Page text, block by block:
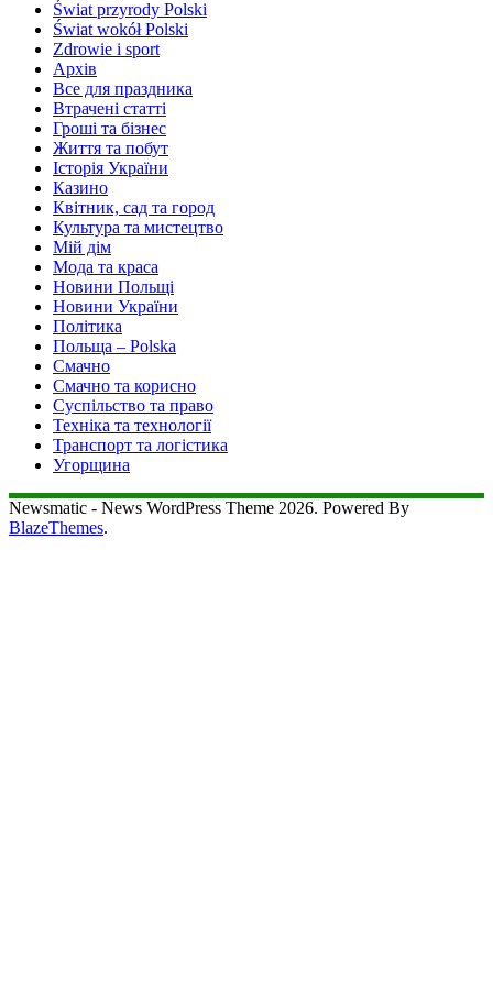
Świat przyrody Polski
Świat wokół Polski
Zdrowie i sport
Архів
Все для праздника
Втрачені статті
Гроші та бізнес
Життя та побут
Історія України
Казино
Квітник, сад та город
Культура та мистецтво
Мій дім
Мода та краса
Новини Польщі
Новини України
Політика
Польща – Polska
Смачно
Смачно та корисно
Суспільство та право
Техніка та технології
Транспорт та логістика
Угорщина
Newsmatic - News WordPress Theme 2026. Powered By
BlazeThemes.